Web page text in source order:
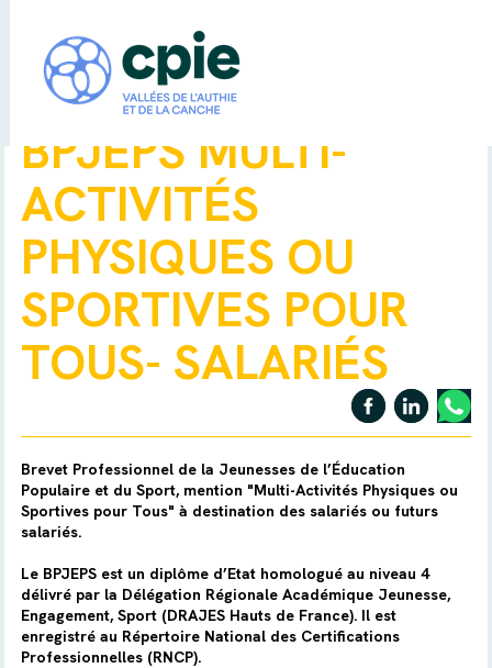
BPJEPS MULTI-
ACTIVITÉS
PHYSIQUES OU
SPORTIVES POUR
TOUS- SALARIÉS
Brevet Professionnel de la Jeunesses de l’Éducation
Populaire et du Sport, mention "Multi-Activités Physiques ou
Sportives pour Tous" à destination des salariés ou futurs
salariés.
Le BPJEPS est un diplôme d’Etat homologué au niveau 4
délivré par la Délégation Régionale Académique Jeunesse,
Engagement, Sport (DRAJES Hauts de France). Il est
enregistré au Répertoire National des Certifications
Professionnelles (RNCP).